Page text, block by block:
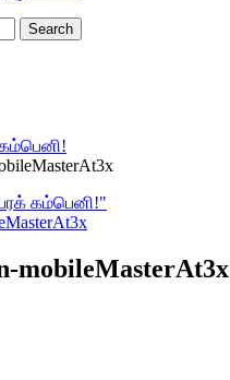
கம்பெனி!"
mobileMasterAt3x